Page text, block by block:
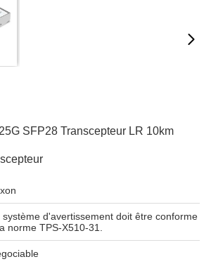
SFP28 Transcepteur LR 10km
système d'avertissement doit être conforme
norme TPS-X510-31.